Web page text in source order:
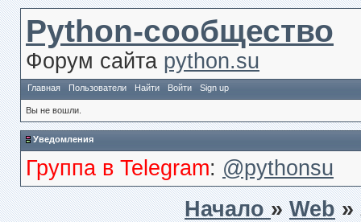
Python-сообщество
Форум сайта python.su
Главная Пользователи Найти Войти Sign up
Вы не вошли.
Уведомления
Группа в Telegram: @pythonsu
Начало»Web »